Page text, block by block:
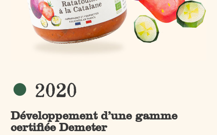
2020
Développement d’une gamme
certifiée Demeter